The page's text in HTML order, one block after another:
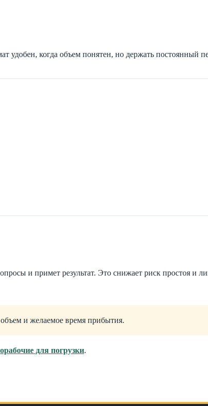
удобен, когда объем понятен, но держать постоянный
и примет результат. Это снижает риск простоя и
объем и желаемое время прибытия.
для погрузки.